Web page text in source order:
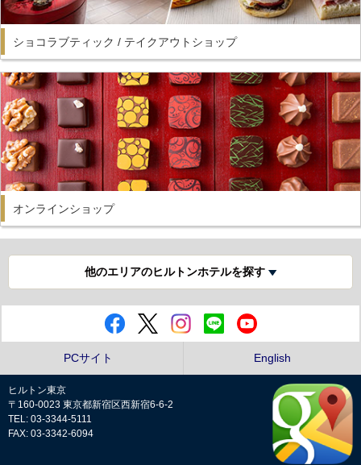
ショコラブティック / テイクアウトショップ
オンラインショップ
他のエリアのヒルトンホテルを探す
PCサイト English
ヒルトン東京
〒160-0023 東京都新宿区西新宿6-6-2
TEL: 03-3344-5111
FAX: 03-3342-6094